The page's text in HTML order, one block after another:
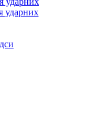
ударних